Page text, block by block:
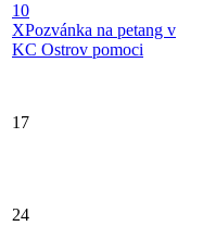
10
XPozvánka na petang v
KC Ostrov pomoci
17
24